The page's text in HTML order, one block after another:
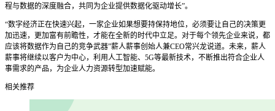
程与数据的深度融合，共同为企业提供数据化驱动增长”。
“数字经济正在快速兴起，一家企业如果想要持保持地位，必须要让自己的决策更
加迅速，更加富有前瞻性，才能在全新的时代中立足。对于每个领先企业来说，都
应该将数据作为自己的竞争武器”薪人薪事创始人兼CEO常兴龙说道。未来，薪人
薪事将继续以客户为中心，利用人工智能、5G等最新技术，不断推出符合企业人
事需求的产品，为企业人力资源转型加速赋能。
相关推荐